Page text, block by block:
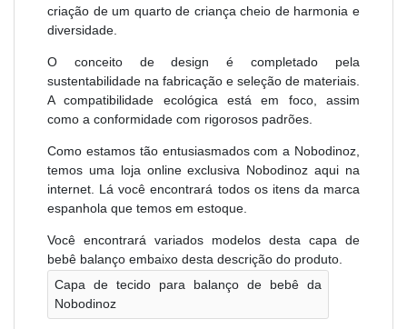
criação de um quarto de criança cheio de harmonia e
diversidade.
O conceito de design é completado pela
sustentabilidade na fabricação e seleção de materiais.
A compatibilidade ecológica está em foco, assim
como a conformidade com rigorosos padrões.
Como estamos tão entusiasmados com a Nobodinoz,
temos uma loja online exclusiva Nobodinoz aqui na
internet. Lá você encontrará todos os itens da marca
espanhola que temos em estoque.
Você encontrará variados modelos desta capa de
bebê balanço embaixo desta descrição do produto.
Capa de tecido para balanço de bebê da
Nobodinoz